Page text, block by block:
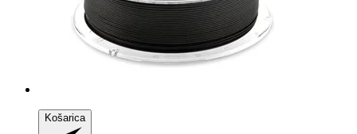
Košarica